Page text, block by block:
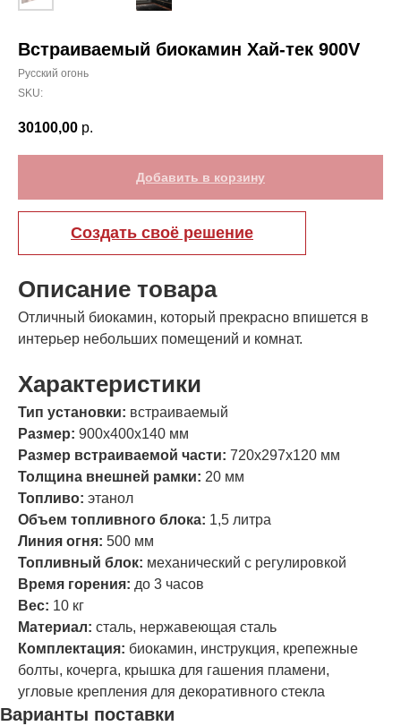
Встраиваемый биокамин Хай-тек 900V
Русский огонь
SKU:
30100,00 р.
Добавить в корзину
Создать своё решение
Описание товара
Отличный биокамин, который прекрасно впишется в
интерьер небольших помещений и комнат.
Характеристики
Тип установки: встраиваемый
Размер: 900х400х140 мм
Размер встраиваемой части: 720х297х120 мм
Толщина внешней рамки: 20 мм
Топливо: этанол
Объем топливного блока: 1,5 литра
Линия огня: 500 мм
Топливный блок: механический с регулировкой
Время горения: до 3 часов
Вес: 10 кг
Материал: сталь, нержавеющая сталь
Комплектация: биокамин, инструкция, крепежные
болты, кочерга, крышка для гашения пламени,
угловые крепления для декоративного стекла
Варианты поставки